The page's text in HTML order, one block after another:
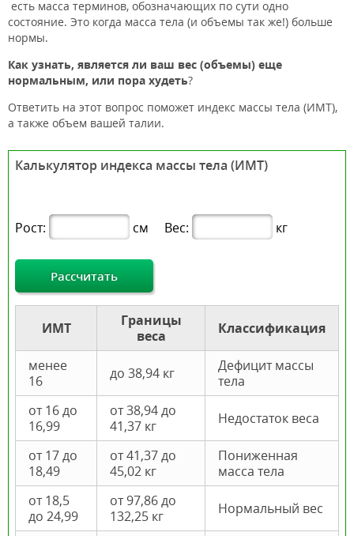
есть масса терминов, обозначающих по сути одно
состояние. Это когда масса тела (и объемы так же!) больше
нормы.
Как узнать, является ли ваш вес (объемы) еще
нормальным, или пора худеть?
Ответить на этот вопрос поможет индекс массы тела (ИМТ),
а также объем вашей талии.
Калькулятор индекса массы тела (ИМТ)
Рост: см Вес: кг
Рассчитать
ИМТ
Границы
веса
Классификация
менее
16
до 38,94 кг
Дефицит массы
тела
от 16 до
16,99
от 38,94 до
41,37 кг
Недостаток веса
от 17 до
18,49
от 41,37 до
45,02 кг
Пониженная
масса тела
от 18,5
до 24,99
от 97,86 до
132,25 кг
Нормальный вес